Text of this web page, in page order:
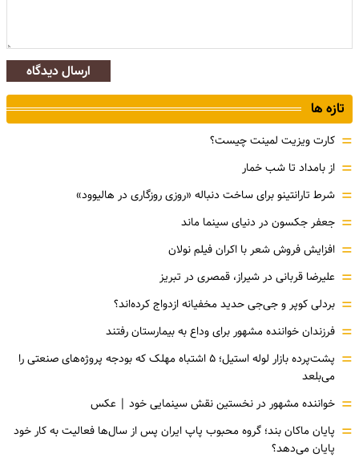
ارسال دیدگاه
تازه ها
= کارت ویزیت لمینت چیست؟
= از بامداد تا شب خمار
= شرط تارانتینو برای ساخت دنباله «روزی روزگاری در هالیوود»
= جعفر جکسون در دنیای سینما ماند
= افزایش فروش شعر با اکران فیلم نولان
= علیرضا قربانی در شیراز، قمصری در تبریز
= بردلی کوپر و جی‌جی حدید مخفیانه ازدواج کرده‌اند؟
= فرزندان خواننده مشهور برای وداع به بیمارستان رفتند
=
پشت‌پرده بازار لوله استیل؛ ۵ اشتباه مهلک که بودجه پروژه‌های صنعتی را
می‌بلعد
= خواننده مشهور در نخستین نقش سینمایی خود |‌ عکس
= پایان ماکان بند؛ گروه محبوب پاپ ایران پس از سال‌ها فعالیت به کار خود
پایان می‌دهد؟